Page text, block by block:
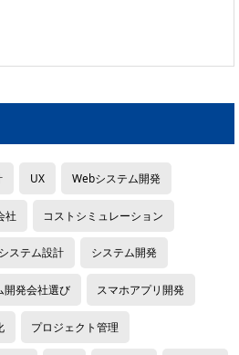
UX Webシステム開発
社 コストシミュレーション
システム設計 システム開発
開発会社選び スマホアプリ開発
プロジェクト管理